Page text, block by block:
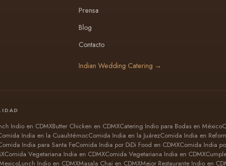
Prensa
Blog
Contacto
Indian Wedding Catering →
Indio en CDMXButter Chicken en CDMXCatering Indio para Bodas en México
India en la CuauhtémocComida India en la JuárezComida India en
India para Santa FeComida India por DiDi Food en CDMXComida India
Comida Vegetariana India en CDMXComida Vegetariana India en CDMX
Lunch Indio en CDMXMasala Chai en CDMXMejor Restaurante Indio en